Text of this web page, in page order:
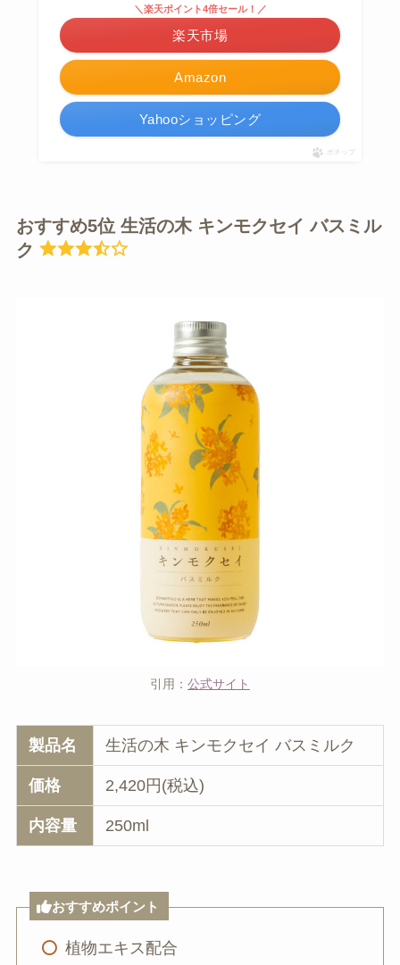
Amazon
＼楽天ポイント4倍セール！／
楽天市場
Yahooショッピング
ポチップ
おすすめ5位 生活の木 キンモクセイ バスミル
ク
引用： 公式サイト
製品名 生活の木 キンモクセイ バスミルク
価格 2,420円(税込)
内容量 250ml
おすすめポイント
植物エキス配合